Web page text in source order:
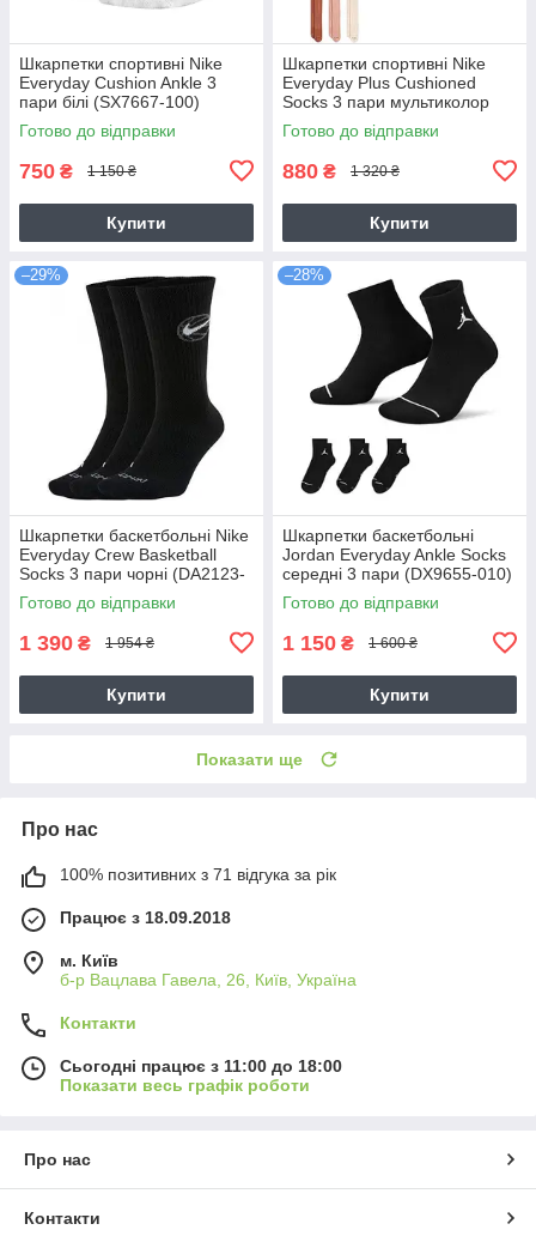
Шкарпетки спортивні Nike
Everyday Cushion Ankle 3
пари білі (SX7667-100)
Готово до відправки
750 ₴ 1 150 ₴
Купити
Шкарпетки спортивні Nike
Everyday Plus Cushioned
Socks 3 пари мультиколор
(SX6888-914)
Готово до відправки
880 ₴ 1 320 ₴
Купити
–29%
Шкарпетки баскетбольні Nike
Everyday Crew Basketball
Socks 3 пари чорні (DA2123-
010)
Готово до відправки
1 390 ₴ 1 954 ₴
Купити
–28%
Шкарпетки баскетбольні
Jordan Everyday Ankle Socks
середні 3 пари (DX9655-010)
Готово до відправки
1 150 ₴ 1 600 ₴
Купити
Показати ще
Про нас
100% позитивних з 71 відгука за рік
Працює з 18.09.2018
м. Київ
б-р Вацлава Гавела, 26, Київ, Україна
Контакти
Сьогодні працює з 11:00 до 18:00
Показати весь графік роботи
Про нас
Контакти